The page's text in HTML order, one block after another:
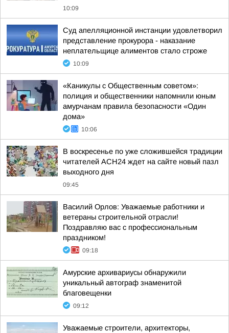
10:09
Суд апелляционной инстанции удовлетворил
представление прокурора - наказание
неплательщице алиментов стало строже
10:09
«Каникулы с Общественным советом»:
полиция и общественники напомнили юным
амурчанам правила безопасности «Один
дома»
10:06
В воскресенье по уже сложившейся традиции
читателей АСН24 ждет на сайте новый пазл
выходного дня
09:45
Василий Орлов: Уважаемые работники и
ветераны строительной отрасли!
Поздравляю вас с профессиональным
праздником!
09:18
Амурские архивариусы обнаружили
уникальный автограф знаменитой
благовещенки
09:12
Уважаемые строители, архитекторы,